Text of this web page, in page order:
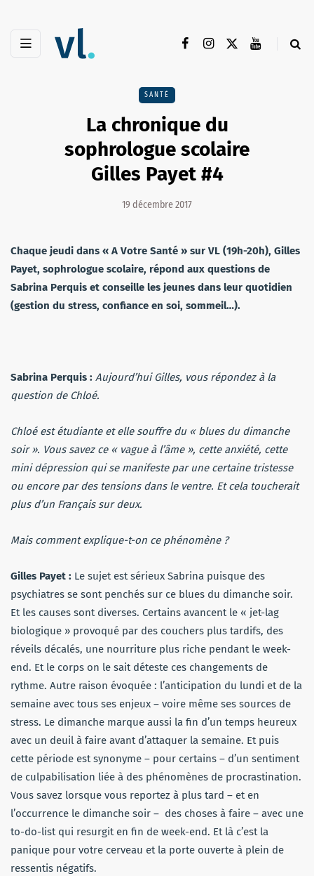
SANTÉ
La chronique du
sophrologue scolaire
Gilles Payet #4
19 décembre 2017
Chaque jeudi dans « A Votre Santé » sur VL (19h-20h), Gilles
Payet, sophrologue scolaire, répond aux questions de
Sabrina Perquis et conseille les jeunes dans leur quotidien
(gestion du stress, confiance en soi, sommeil…).
Sabrina Perquis : Aujourd’hui Gilles, vous répondez à la
question de Chloé.
Chloé est étudiante et elle souffre du « blues du dimanche
soir ». Vous savez ce « vague à l’âme », cette anxiété, cette
mini dépression qui se manifeste par une certaine tristesse
ou encore par des tensions dans le ventre. Et cela toucherait
plus d’un Français sur deux.
Mais comment explique-t-on ce phénomène ?
Gilles Payet : Le sujet est sérieux Sabrina puisque des
psychiatres se sont penchés sur ce blues du dimanche soir.
Et les causes sont diverses. Certains avancent le « jet-lag
biologique » provoqué par des couchers plus tardifs, des
réveils décalés, une nourriture plus riche pendant le week-
end. Et le corps on le sait déteste ces changements de
rythme. Autre raison évoquée : l’anticipation du lundi et de la
semaine avec tous ses enjeux – voire même ses sources de
stress. Le dimanche marque aussi la fin d’un temps heureux
avec un deuil à faire avant d’attaquer la semaine. Et puis
cette période est synonyme – pour certains – d’un sentiment
de culpabilisation liée à des phénomènes de procrastination.
Vous savez lorsque vous reportez à plus tard – et en
l’occurrence le dimanche soir – des choses à faire – avec une
to-do-list qui resurgit en fin de week-end. Et là c’est la
panique pour votre cerveau et la porte ouverte à plein de
ressentis négatifs.